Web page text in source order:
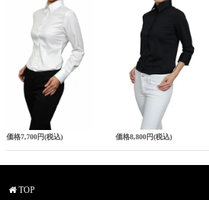
価格7,700円(税込) 価格8,800円(税込)
TOP